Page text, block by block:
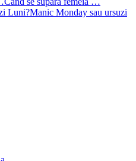
Manic Monday sau ursuzi